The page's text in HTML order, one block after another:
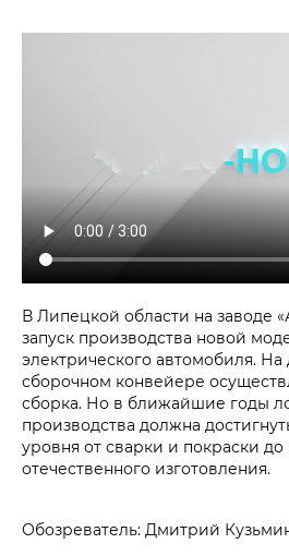
В Липецкой области на заводе
запуск производства новой
электрического автомобиля.
сборочном конвейере
сборка. Но в ближайшие годы
производства должна
уровня от сварки и покраски
отечественного изготовления.
Обозреватель: Дмитрий